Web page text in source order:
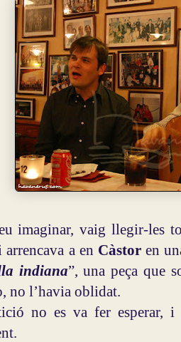
imaginar, vaig llegir-les
a en Càstoren
indiana”, una peça que
no l’havia oblidat.
no es va fer esperar,